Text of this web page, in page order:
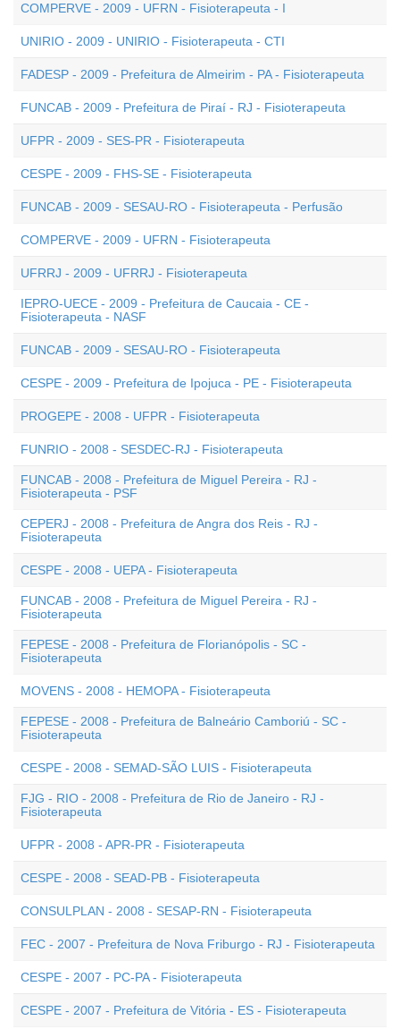
COMPERVE - 2009 - UFRN - Fisioterapeuta - I
UNIRIO - 2009 - UNIRIO - Fisioterapeuta - CTI
FADESP - 2009 - Prefeitura de Almeirim - PA - Fisioterapeuta
FUNCAB - 2009 - Prefeitura de Piraí - RJ - Fisioterapeuta
UFPR - 2009 - SES-PR - Fisioterapeuta
CESPE - 2009 - FHS-SE - Fisioterapeuta
FUNCAB - 2009 - SESAU-RO - Fisioterapeuta - Perfusão
COMPERVE - 2009 - UFRN - Fisioterapeuta
UFRRJ - 2009 - UFRRJ - Fisioterapeuta
IEPRO-UECE - 2009 - Prefeitura de Caucaia - CE -
Fisioterapeuta - NASF
FUNCAB - 2009 - SESAU-RO - Fisioterapeuta
CESPE - 2009 - Prefeitura de Ipojuca - PE - Fisioterapeuta
PROGEPE - 2008 - UFPR - Fisioterapeuta
FUNRIO - 2008 - SESDEC-RJ - Fisioterapeuta
FUNCAB - 2008 - Prefeitura de Miguel Pereira - RJ -
Fisioterapeuta - PSF
CEPERJ - 2008 - Prefeitura de Angra dos Reis - RJ -
Fisioterapeuta
CESPE - 2008 - UEPA - Fisioterapeuta
FUNCAB - 2008 - Prefeitura de Miguel Pereira - RJ -
Fisioterapeuta
FEPESE - 2008 - Prefeitura de Florianópolis - SC -
Fisioterapeuta
MOVENS - 2008 - HEMOPA - Fisioterapeuta
FEPESE - 2008 - Prefeitura de Balneário Camboriú - SC -
Fisioterapeuta
CESPE - 2008 - SEMAD-SÃO LUIS - Fisioterapeuta
FJG - RIO - 2008 - Prefeitura de Rio de Janeiro - RJ -
Fisioterapeuta
UFPR - 2008 - APR-PR - Fisioterapeuta
CESPE - 2008 - SEAD-PB - Fisioterapeuta
CONSULPLAN - 2008 - SESAP-RN - Fisioterapeuta
FEC - 2007 - Prefeitura de Nova Friburgo - RJ - Fisioterapeuta
CESPE - 2007 - PC-PA - Fisioterapeuta
CESPE - 2007 - Prefeitura de Vitória - ES - Fisioterapeuta